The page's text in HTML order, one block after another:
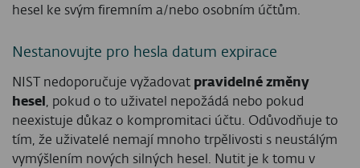
hesel ke svým firemním a/nebo osobním účtům.
Nestanovujte pro hesla datum expirace
NIST nedoporučuje vyžadovat pravidelné změny
hesel , pokud o to uživatel nepožádá nebo pokud
neexistuje důkaz o kompromitaci účtu. Odůvodňuje to
tím, že uživatelé nemají mnoho trpělivosti s neustálým
vymýšlením nových silných hesel. Nutit je k tomu v